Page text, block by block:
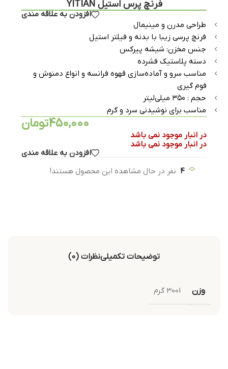
فرنچ پرس استیل YITIAN
افزودن به علاقه مندی
طراحی مدرن و مینیمال
فرنچ پرسی زیبا با بدنه و فیلتر استیل
جنس مخزن: شیشه پیرکس
دسته پلاستیک فشرده
مناسب سرو و آماده‌سازی قهوه فرانسه و انواع دمنوش و
فوم گیری
حجم : ۳۵۰ میلی‌لیتر
مناسب برای نوشیدنی سرد و گرم
450,000تومان
در انبار موجود نمی باشد
در انبار موجود نمی باشد
افزودن به علاقه مندی
4 نفر در حال مشاهده این محصول هستند!
توضیحات تکمیلینظرات (0)
وزن 3001 گرم